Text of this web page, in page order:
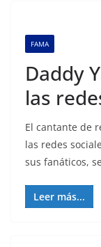
FAMA
Daddy
las
El cantante de
las redes
sus fanáticos, se
Leer más...